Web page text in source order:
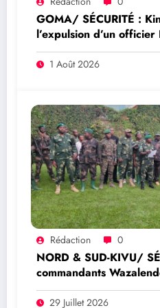
GOMA/ SÉCURITÉ :
l’expulsion d’un officier
Mécanisme conjoint de
à Goma
1 Août 2026
Rédaction 0
NORD & SUD-KIVU/
commandants
prétendue
Dady Saleh Idi
29 Juillet 2026